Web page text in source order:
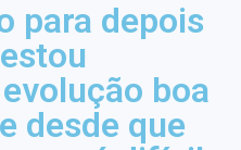
para depois
boa
desde que